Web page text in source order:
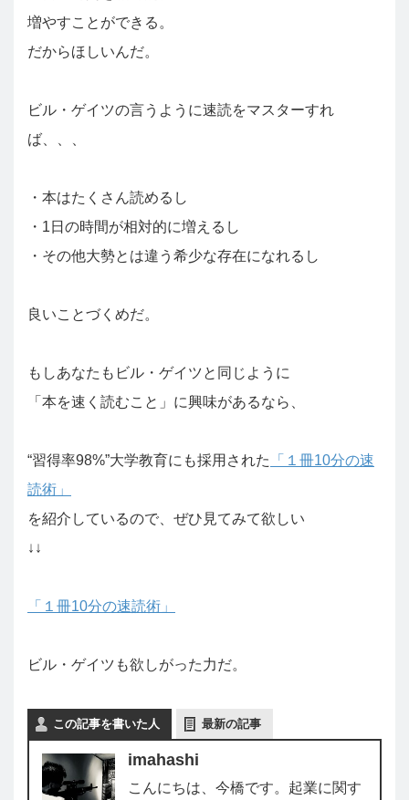
増やすことができる。
だからほしいんだ。
ビル・ゲイツの言うように速読をマスターすれ
ば、、、
・本はたくさん読めるし
・1日の時間が相対的に増えるし
・その他大勢とは違う希少な存在になれるし
良いことづくめだ。
もしあなたもビル・ゲイツと同じように
「本を速く読むこと」に興味があるなら、
“習得率98%”大学教育にも採用された
「１冊10分の速
読術」
を紹介しているので、ぜひ見てみて欲しい
↓↓
「１冊10分の速読術」
ビル・ゲイツも欲しがった力だ。
この記事を書いた人 最新の記事
imahashi
こんにちは、今橋です。起業に関す